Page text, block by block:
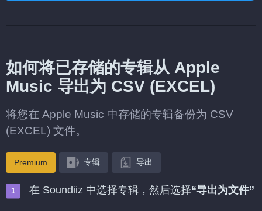
如何将已存储的专辑从 Apple
Music 导出为 CSV (EXCEL)
将您在 Apple Music 中存储的专辑备份为 CSV
(EXCEL) 文件。
Premium 专辑 导出
在 Soundiiz 中选择专辑，然后选择“导出为文件”